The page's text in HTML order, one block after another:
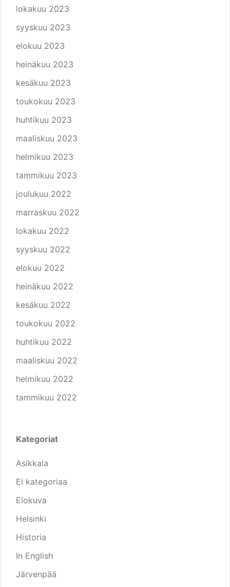
lokakuu 2023
syyskuu 2023
elokuu 2023
heinäkuu 2023
kesäkuu 2023
toukokuu 2023
huhtikuu 2023
maaliskuu 2023
helmikuu 2023
tammikuu 2023
joulukuu 2022
marraskuu 2022
lokakuu 2022
syyskuu 2022
elokuu 2022
heinäkuu 2022
kesäkuu 2022
toukokuu 2022
huhtikuu 2022
maaliskuu 2022
helmikuu 2022
tammikuu 2022
Kategoriat
Asikkala
Ei kategoriaa
Elokuva
Helsinki
Historia
In English
Järvenpää